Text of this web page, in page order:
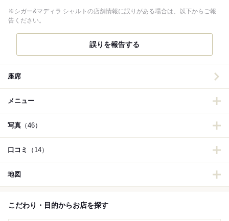
※シガー&マディラ シャルトの店舗情報に誤りがある場合は、以下からご報
告ください。
誤りを報告する
座席
メニュー
写真 （46）
口コミ （14）
地図
こだわり・目的からお店を探す